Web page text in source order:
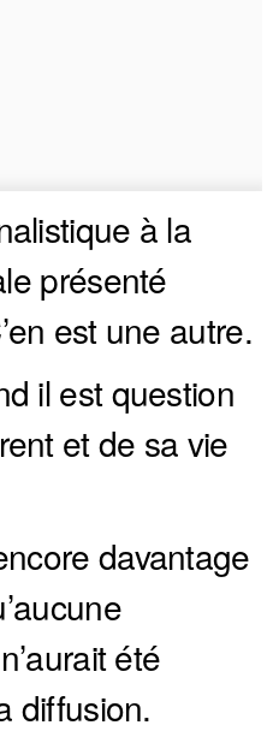
à la
présenté
est une autre.
il est question
et de sa vie
davantage
été
diffusion.